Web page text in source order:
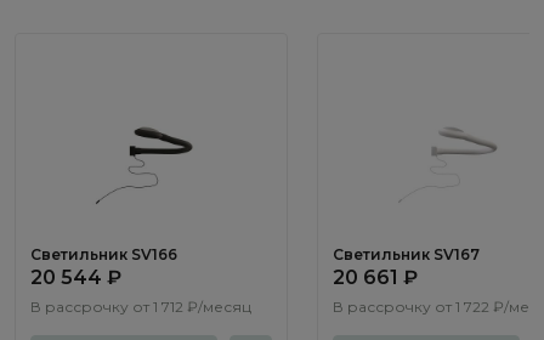
Светильник SV166
20 544 ₽
В рассрочку от 1 712 ₽/месяц
Светильник SV167
20 661 ₽
В рассрочку от 1 722 ₽/